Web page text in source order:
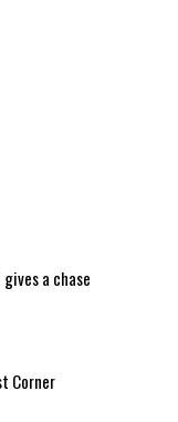
a chase
Corner